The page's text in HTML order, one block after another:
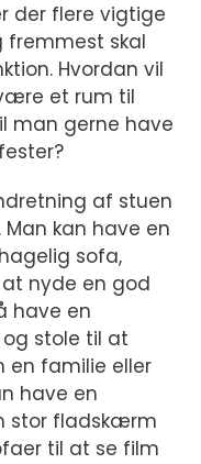
der flere vigtige
fremmest skal
Hvordan vil
et rum til
man gerne have
af stuen
kan have en
sofa,
nyde en god
have en
stole til at
en familie eller
have en
stor fladskærm
til at se film